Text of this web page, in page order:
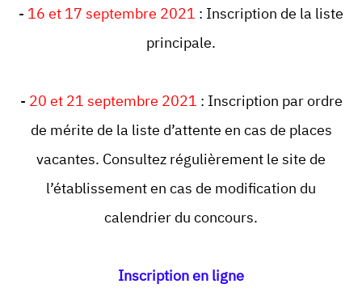
- 16 et 17 septembre 2021 : Inscription de la liste
principale.
- 20 et 21 septembre 2021 : Inscription par ordre
de mérite de la liste d’attente en cas de places
vacantes. Consultez régulièrement le site de
l’établissement en cas de modification du
calendrier du concours.
Inscription en ligne